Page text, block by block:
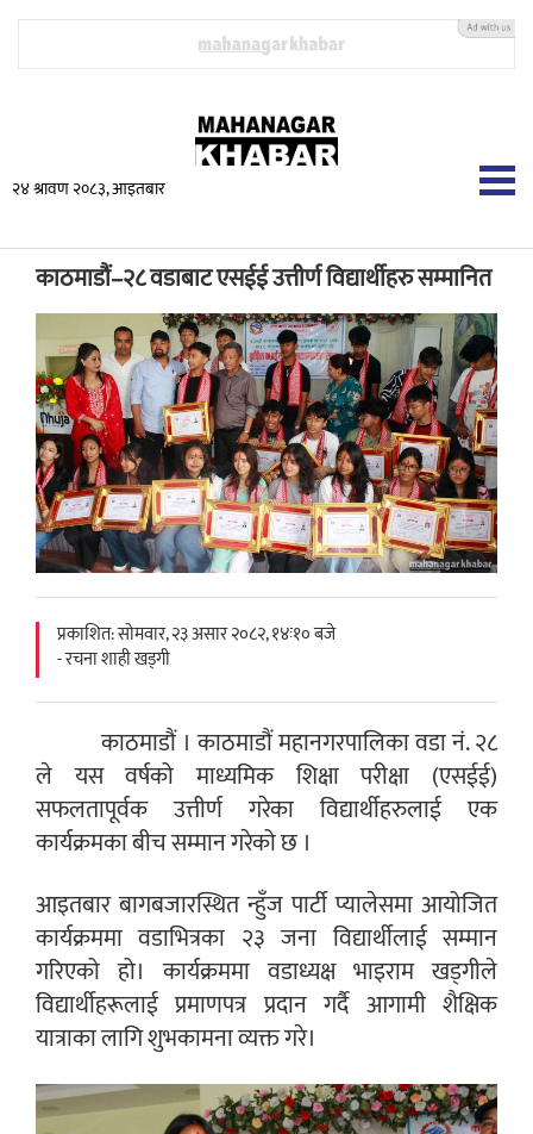
२४ श्रावण २०८३, आइतबार
काठमाडौं–२८ वडाबाट एसईई उत्तीर्ण विद्यार्थीहरु सम्मानित
प्रकाशित: सोमवार, २३ असार २०८२, १४ः१० बजे
- रचना शाही खड्गी
काठमाडौं । काठमाडौं महानगरपालिका वडा नं. २८
ले यस वर्षको माध्यमिक शिक्षा परीक्षा (एसईई)
सफलतापूर्वक उत्तीर्ण गरेका विद्यार्थीहरुलाई एक
कार्यक्रमका बीच सम्मान गरेको छ ।
आइतबार बागबजारस्थित न्हुँज पार्टी प्यालेसमा आयोजित
कार्यक्रममा वडाभित्रका २३ जना विद्यार्थीलाई सम्मान
गरिएको हो। कार्यक्रममा वडाध्यक्ष भाइराम खड्गीले
विद्यार्थीहरूलाई प्रमाणपत्र प्रदान गर्दै आगामी शैक्षिक
यात्राका लागि शुभकामना व्यक्त गरे।